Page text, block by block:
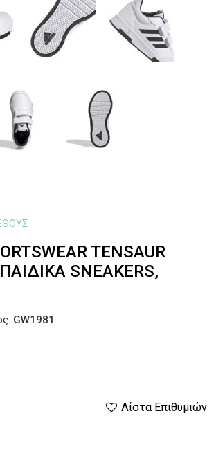
TENSAUR
SNEAKERS,
Λίστα Επιθυμιών
GW1981